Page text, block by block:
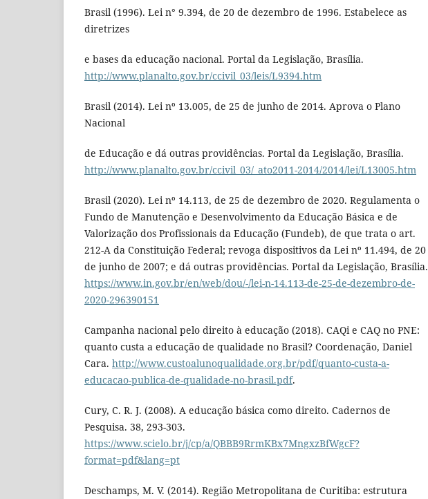
Brasil (1996). Lei n° 9.394, de 20 de dezembro de 1996. Estabelece as
diretrizes
e bases da educação nacional. Portal da Legislação, Brasília.
http://www.planalto.gov.br/ccivil_03/leis/L9394.htm
Brasil (2014). Lei nº 13.005, de 25 de junho de 2014. Aprova o Plano
Nacional
de Educação e dá outras providências. Portal da Legislação, Brasília.
http://www.planalto.gov.br/ccivil_03/_ato2011-2014/2014/lei/L13005.htm
Brasil (2020). Lei nº 14.113, de 25 de dezembro de 2020. Regulamenta o
Fundo de Manutenção e Desenvolvimento da Educação Básica e de
Valorização dos Profissionais da Educação (Fundeb), de que trata o art.
212-A da Constituição Federal; revoga dispositivos da Lei nº 11.494, de 20
de junho de 2007; e dá outras providências. Portal da Legislação, Brasília.
https://www.in.gov.br/en/web/dou/-/lei-n-14.113-de-25-de-dezembro-de-
2020-296390151
Campanha nacional pelo direito à educação (2018). CAQi e CAQ no PNE:
quanto custa a educação de qualidade no Brasil? Coordenação, Daniel
Cara. http://www.custoalunoqualidade.org.br/pdf/quanto-custa-a-
educacao-publica-de-qualidade-no-brasil.pdf.
Cury, C. R. J. (2008). A educação básica como direito. Cadernos de
Pesquisa. 38, 293-303.
https://www.scielo.br/j/cp/a/QBBB9RrmKBx7MngxzBfWgcF?
format=pdf&lang=pt
Deschamps, M. V. (2014). Região Metropolitana de Curitiba: estrutura